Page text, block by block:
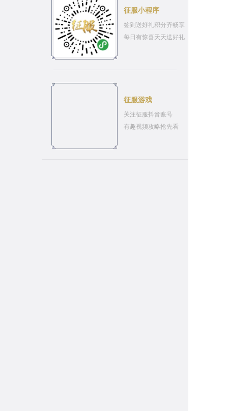
征服小程序
签到送好礼积分齐畅享
每日有惊喜天天送好礼
征服游戏
关注征服抖音账号
有趣视频攻略抢先看